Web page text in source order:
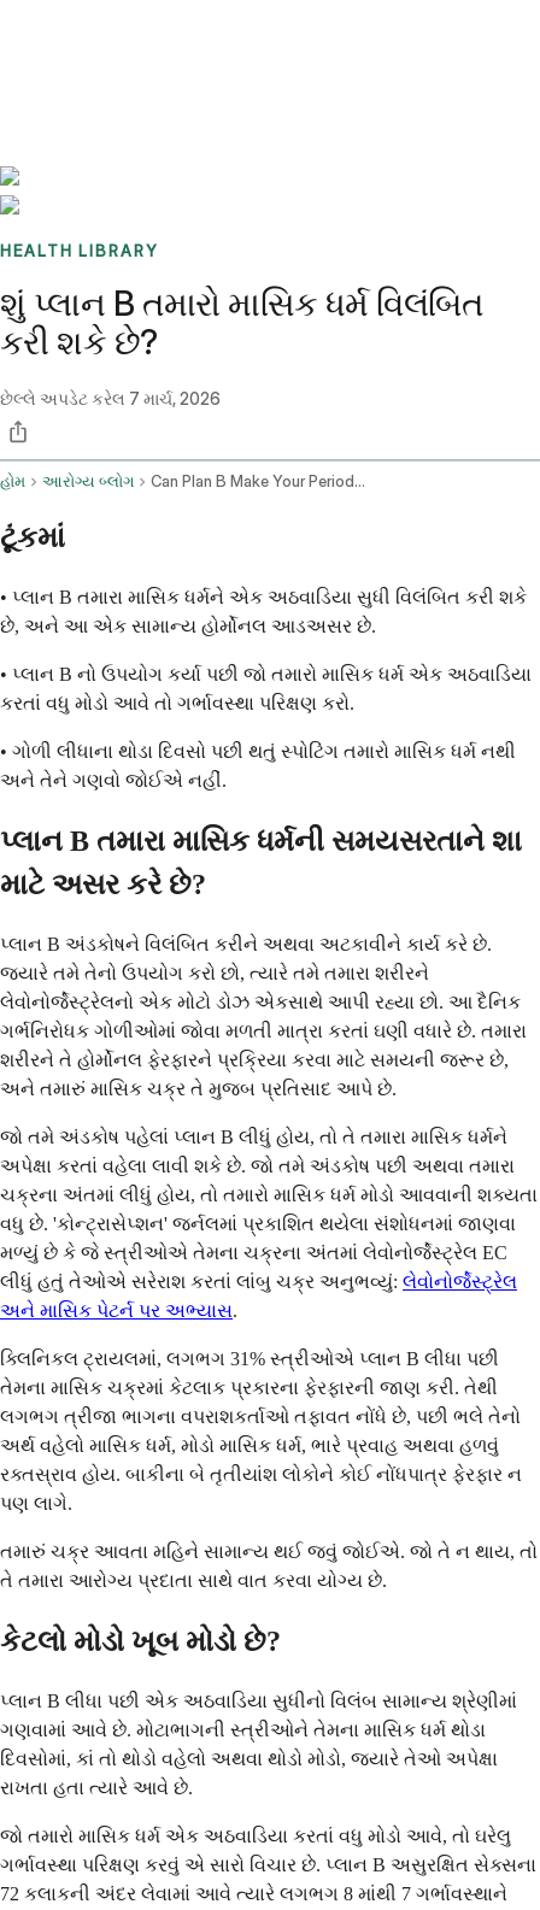
HEALTH LIBRARY
શું પ્લાન B તમારો માસિક ધર્મ વિલંબિત
કરી શકે છે?
છેલ્લે અપડેટ કરેલ 7 માર્ચ, 2026
હોમ આરોગ્ય બ્લોગ Can Plan B Make Your Period Late
ટૂંકમાં
• પ્લાન B તમારા માસિક ધર્મને એક અઠવાડિયા સુધી વિલંબિત કરી શકે
છે, અને આ એક સામાન્ય હોર્મોનલ આડઅસર છે.
• પ્લાન B નો ઉપયોગ કર્યા પછી જો તમારો માસિક ધર્મ એક અઠવાડિયા
કરતાં વધુ મોડો આવે તો ગર્ભાવસ્થા પરિક્ષણ કરો.
• ગોળી લીધાના થોડા દિવસો પછી થતું સ્પોટિંગ તમારો માસિક ધર્મ નથી
અને તેને ગણવો જોઈએ નહીં.
પ્લાન B તમારા માસિક ધર્મની સમયસરતાને શા
માટે અસર કરે છે?
પ્લાન B અંડકોષને વિલંબિત કરીને અથવા અટકાવીને કાર્ય કરે છે.
જ્યારે તમે તેનો ઉપયોગ કરો છો, ત્યારે તમે તમારા શરીરને
લેવોનોર્જેસ્ટ્રેલનો એક મોટો ડોઝ એકસાથે આપી રહ્યા છો. આ દૈનિક
ગર્ભનિરોધક ગોળીઓમાં જોવા મળતી માત્રા કરતાં ઘણી વધારે છે. તમારા
શરીરને તે હોર્મોનલ ફેરફારને પ્રક્રિયા કરવા માટે સમયની જરૂર છે,
અને તમારું માસિક ચક્ર તે મુજબ પ્રતિસાદ આપે છે.
જો તમે અંડકોષ પહેલાં પ્લાન B લીધું હોય, તો તે તમારા માસિક ધર્મને
અપેક્ષા કરતાં વહેલા લાવી શકે છે. જો તમે અંડકોષ પછી અથવા તમારા
ચક્રના અંતમાં લીધું હોય, તો તમારો માસિક ધર્મ મોડો આવવાની શક્યતા
વધુ છે. 'કોન્ટ્રાસેપ્શન' જર્નલમાં પ્રકાશિત થયેલા સંશોધનમાં જાણવા
મળ્યું છે કે જે સ્ત્રીઓએ તેમના ચક્રના અંતમાં લેવોનોર્જેસ્ટ્રેલ EC
લીધું હતું તેઓએ સરેરાશ કરતાં લાંબુ ચક્ર અનુભવ્યું: લેવોનોર્જેસ્ટ્રેલ
અને માસિક પેટર્ન પર અભ્યાસ.
ક્લિનિકલ ટ્રાયલમાં, લગભગ 31% સ્ત્રીઓએ પ્લાન B લીધા પછી
તેમના માસિક ચક્રમાં કેટલાક પ્રકારના ફેરફારની જાણ કરી. તેથી
લગભગ ત્રીજા ભાગના વપરાશકર્તાઓ તફાવત નોંધે છે, પછી ભલે તેનો
અર્થ વહેલો માસિક ધર્મ, મોડો માસિક ધર્મ, ભારે પ્રવાહ અથવા હળવું
રક્તસ્રાવ હોય. બાકીના બે તૃતીયાંશ લોકોને કોઈ નોંધપાત્ર ફેરફાર ન
પણ લાગે.
તમારું ચક્ર આવતા મહિને સામાન્ય થઈ જવું જોઈએ. જો તે ન થાય, તો
તે તમારા આરોગ્ય પ્રદાતા સાથે વાત કરવા યોગ્ય છે.
કેટલો મોડો ખૂબ મોડો છે?
પ્લાન B લીધા પછી એક અઠવાડિયા સુધીનો વિલંબ સામાન્ય શ્રેણીમાં
ગણવામાં આવે છે. મોટાભાગની સ્ત્રીઓને તેમના માસિક ધર્મ થોડા
દિવસોમાં, કાં તો થોડો વહેલો અથવા થોડો મોડો, જ્યારે તેઓ અપેક્ષા
રાખતા હતા ત્યારે આવે છે.
જો તમારો માસિક ધર્મ એક અઠવાડિયા કરતાં વધુ મોડો આવે, તો ઘરેલુ
ગર્ભાવસ્થા પરિક્ષણ કરવું એ સારો વિચાર છે. પ્લાન B અસુરક્ષિત સેક્સના
72 કલાકની અંદર લેવામાં આવે ત્યારે લગભગ 8 માંથી 7 ગર્ભાવસ્થાને